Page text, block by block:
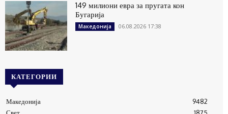
149 милиони евра за пругата кон
Бугарија
Македонија 06.08.2026 17:38
КАТЕГОРИИ
Македонија
9482